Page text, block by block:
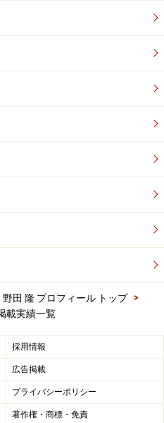
野田 隆 プロフィール トップ
>
載実績一覧
採用情報
広告掲載
プライバシーポリシー
著作権・商標・免責